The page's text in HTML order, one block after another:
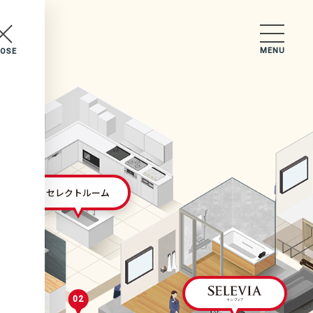
MENU
02
セレクトルーム